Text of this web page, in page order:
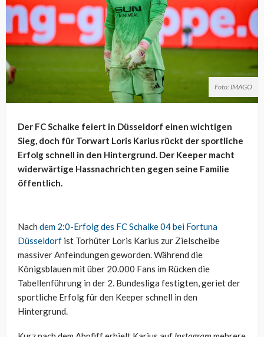
Foto: IMAGO
Der FC Schalke feiert in Düsseldorf einen wichtigen
Sieg, doch für Torwart Loris Karius rückt der sportliche
Erfolg schnell in den Hintergrund. Der Keeper macht
widerwärtige Hassnachrichten gegen seine Familie
öffentlich.
Nach dem 2:0-Erfolg des FC Schalke 04 bei Fortuna
Düsseldorf ist Torhüter Loris Karius zur Zielscheibe
massiver Anfeindungen geworden. Während die
Königsblauen mit über 20.000 Fans im Rücken die
Tabellenführung in der 2. Bundesliga festigten, geriet der
sportliche Erfolg für den Keeper schnell in den
Hintergrund.